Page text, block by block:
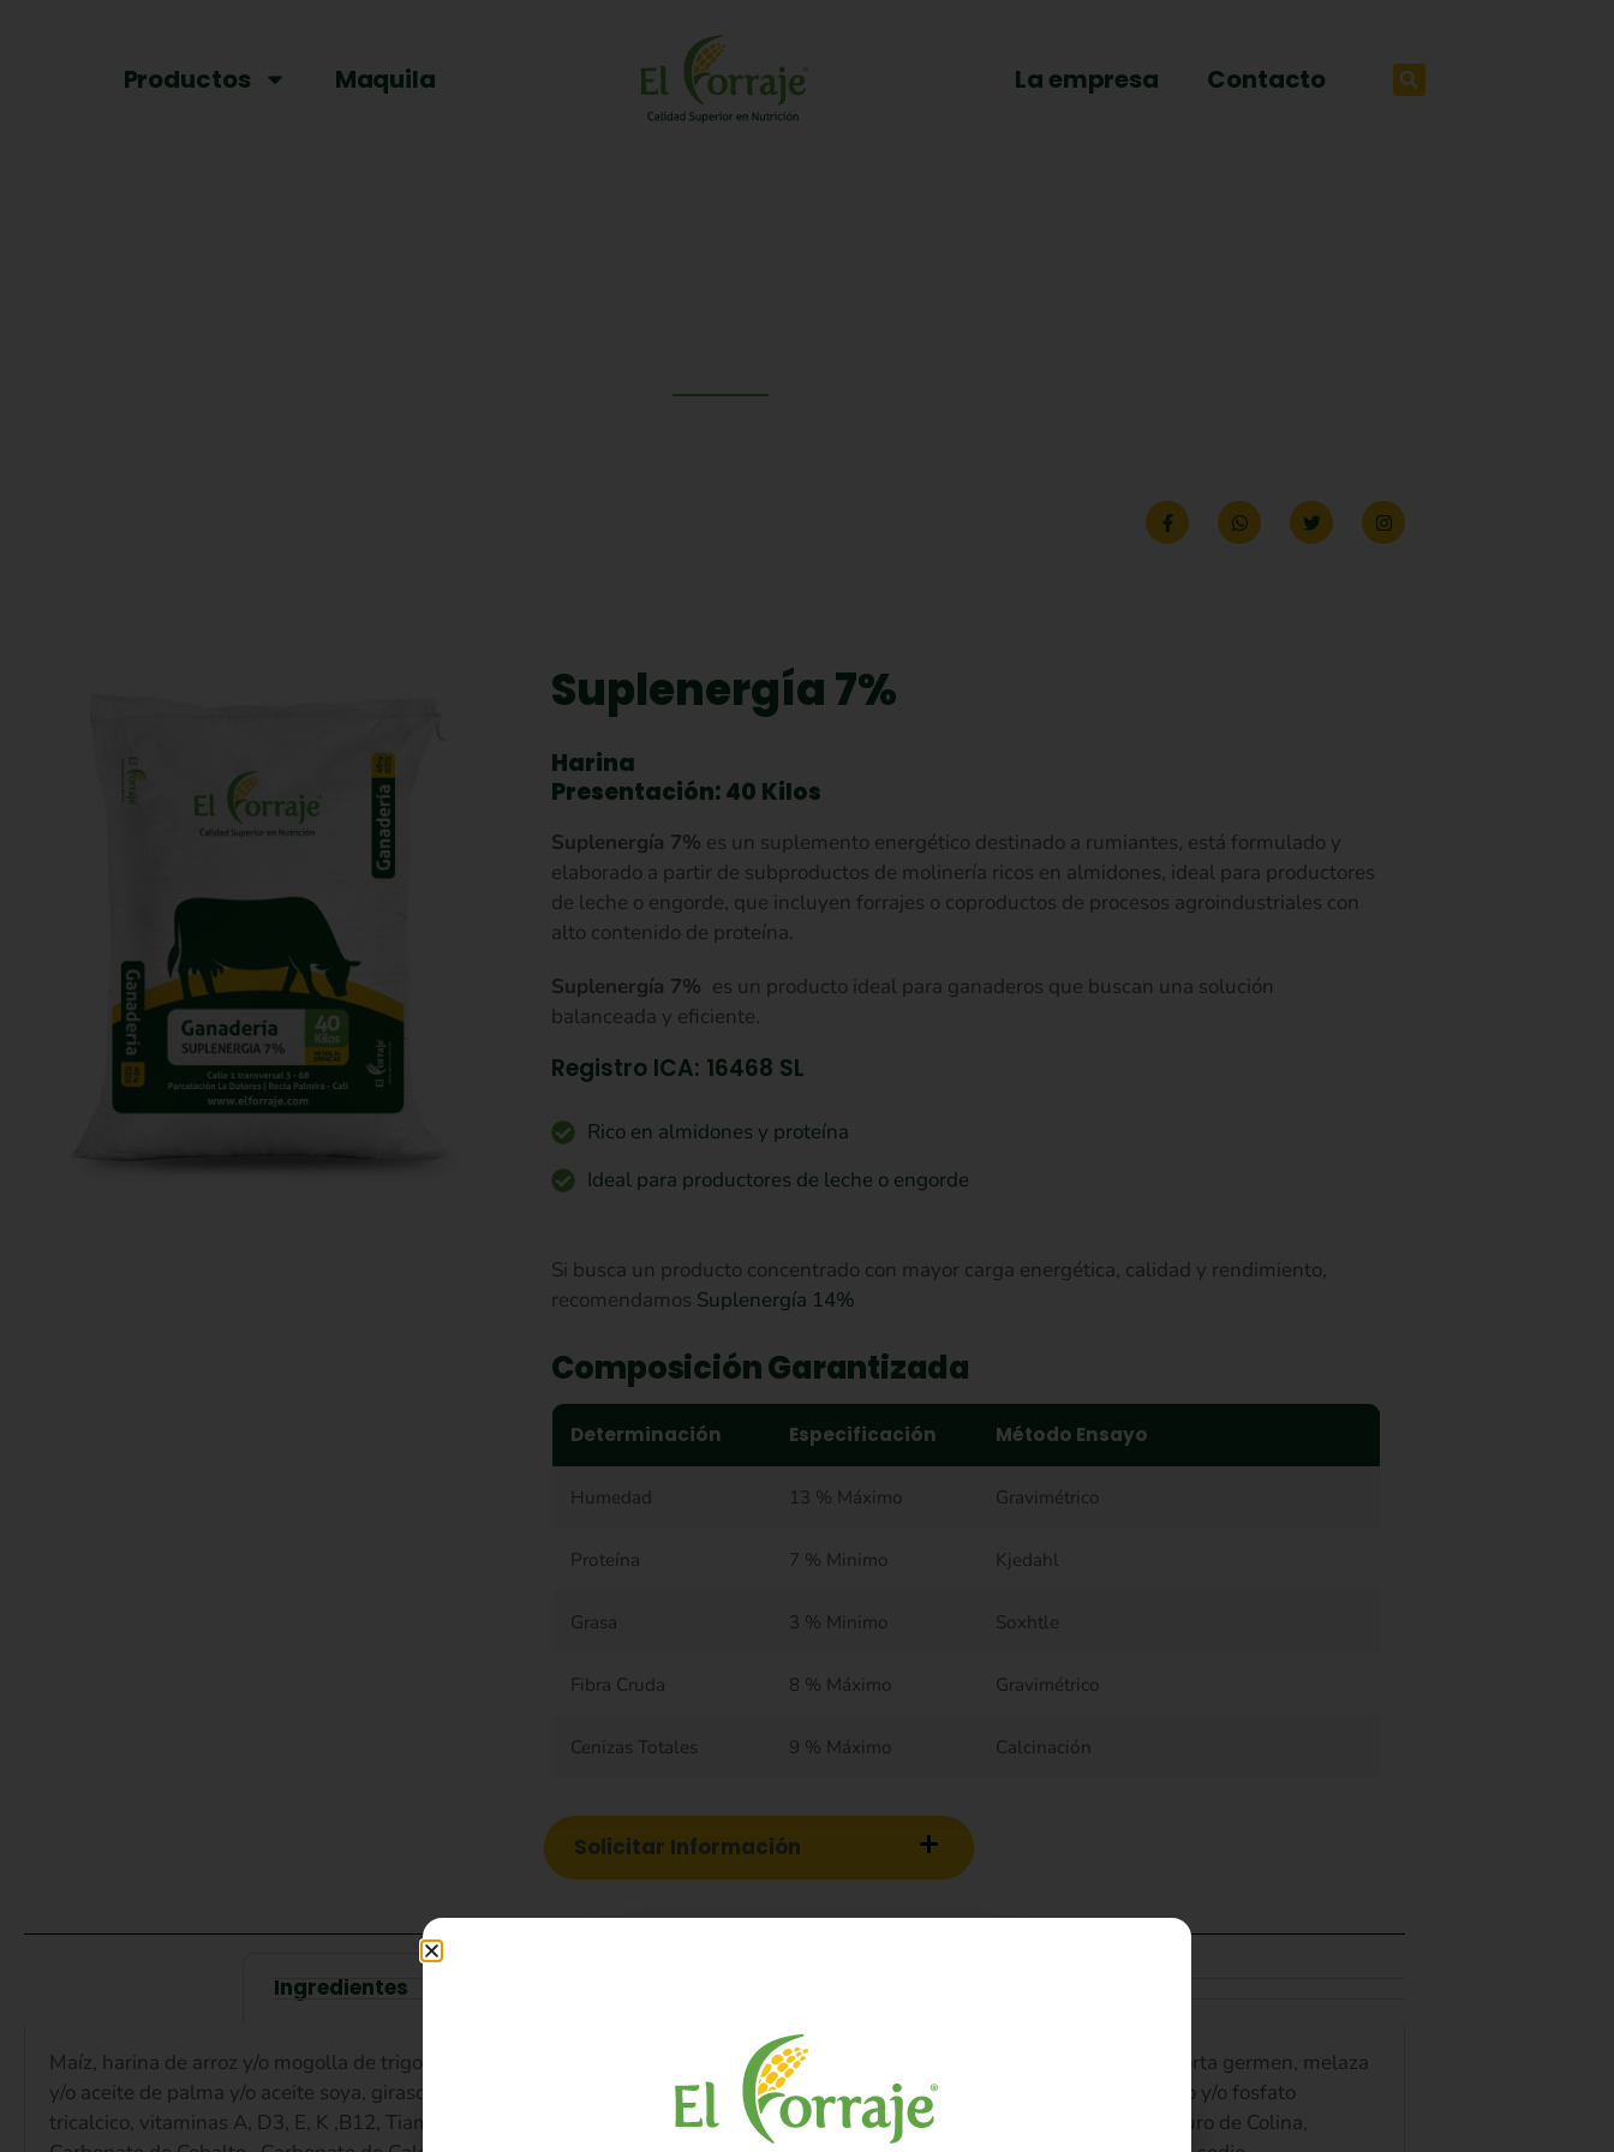
Productos Maquila La empresa Contacto
Suplenergía 7%
Harina
Presentación: 40 Kilos
Suplenergía 7% es un suplemento energético destinado a rumiantes, está formulado y
elaborado a partir de subproductos de molinería ricos en almidones, ideal para productores
de leche o engorde, que incluyen forrajes o coproductos de procesos agroindustriales con
alto contenido de proteína.
Suplenergía 7% es un producto ideal para ganaderos que buscan una solución
balanceada y eficiente.
Registro ICA: 16468 SL
Rico en almidones y proteína
Ideal para productores de leche o engorde
Si busca un producto concentrado con mayor carga energética, calidad y rendimiento,
recomendamos Suplenergía 14%
Composición Garantizada
Determinación Especificación Método Ensayo
Humedad 13 % Máximo Gravimétrico
Proteína 7 % Minimo Kjedahl
Grasa 3 % Minimo Soxhtle
Fibra Cruda 8 % Máximo Gravimétrico
Cenizas Totales 9 % Máximo Calcinación
Solicitar Información
Ingredientes
Maíz, harina de arroz y/o mogolla de trigo, torta de palmiste, almidón de maíz, afrecho de maíz, cascarilla de soya, forraje y/o torta germen, melaza
y/o aceite de palma y/o aceite soya, girasol, y/o germen de maíz; torta soya y/o gluten de maíz, y/o soya integral, fosfato bicalcio y/o fosfato
tricalcico, vitaminas A, D3, E, K ,B12, Tiamina, Riboflavina, pantoténico de calcio, Niacina, ácido fólico, Biotina, Piridoxina, Cloruro de Colina,